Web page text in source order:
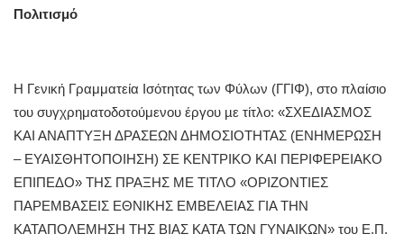
Πολιτισμό
Η Γενική Γραμματεία Ισότητας των Φύλων (ΓΓΙΦ), στο πλαίσιο
του συγχρηματοδοτούμενου έργου µε τίτλο: «ΣΧΕΔΙΑΣΜΟΣ
ΚΑΙ ΑΝΑΠΤΥΞΗ ΔΡΑΣΕΩΝ ΔΗΜΟΣΙΟΤΗΤΑΣ (ΕΝΗΜΕΡΩΣΗ
– ΕΥΑΙΣΘΗΤΟΠΟΙΗΣΗ) ΣΕ ΚΕΝΤΡΙΚΟ ΚΑΙ ΠΕΡΙΦΕΡΕΙΑΚΟ
ΕΠΙΠΕΔΟ» ΤΗΣ ΠΡΑΞΗΣ ΜΕ ΤΙΤΛΟ «ΟΡΙΖΟΝΤΙΕΣ
ΠΑΡΕΜΒΑΣΕΙΣ ΕΘΝΙΚΗΣ ΕΜΒΕΛΕΙΑΣ ΓΙΑ ΤΗΝ
ΚΑΤΑΠΟΛΕΜΗΣΗ ΤΗΣ ΒΙΑΣ ΚΑΤΑ ΤΩΝ ΓΥΝΑΙΚΩΝ» του Ε.Π.